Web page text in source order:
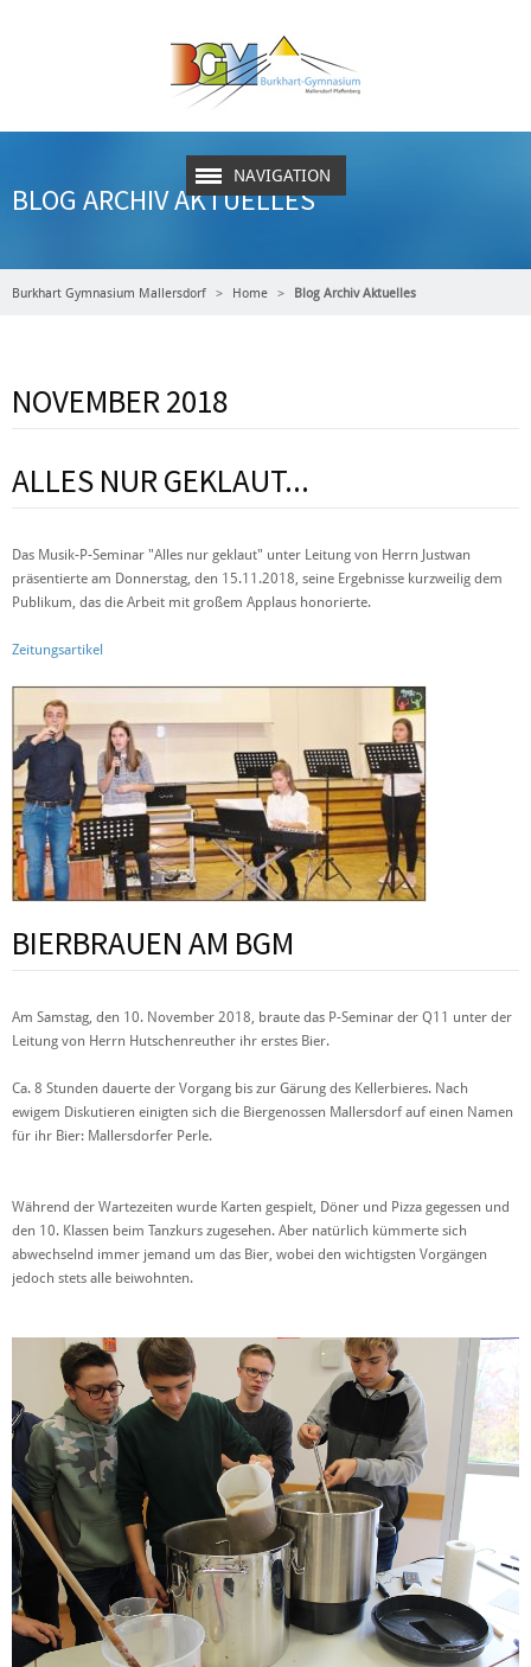
NAVIGATION
BLOG ARCHIV AKTUELLES
Burkhart Gymnasium Mallersdorf Home Blog Archiv Aktuelles
NOVEMBER 2018
ALLES NUR GEKLAUT...
Das Musik-P-Seminar "Alles nur geklaut" unter Leitung von Herrn Justwan
präsentierte am Donnerstag, den 15.11.2018, seine Ergebnisse kurzweilig dem
Publikum, das die Arbeit mit großem Applaus honorierte.
Zeitungsartikel
BIERBRAUEN AM BGM
Am Samstag, den 10. November 2018, braute das P-Seminar der Q11 unter der
Leitung von Herrn Hutschenreuther ihr erstes Bier.
Ca. 8 Stunden dauerte der Vorgang bis zur Gärung des Kellerbieres. Nach
ewigem Diskutieren einigten sich die Biergenossen Mallersdorf auf einen Namen
für ihr Bier: Mallersdorfer Perle.
Während der Wartezeiten wurde Karten gespielt, Döner und Pizza gegessen und
den 10. Klassen beim Tanzkurs zugesehen. Aber natürlich kümmerte sich
abwechselnd immer jemand um das Bier, wobei den wichtigsten Vorgängen
jedoch stets alle beiwohnten.